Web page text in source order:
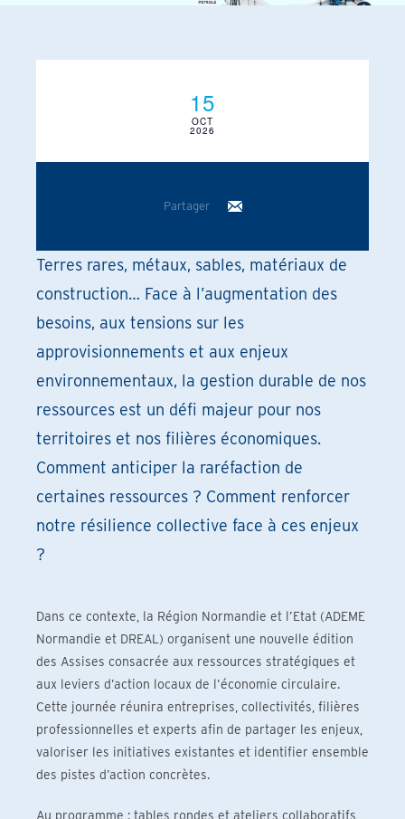
15
OCT
2026
Partager
Terres rares, métaux, sables, matériaux de
construction… Face à l’augmentation des
besoins, aux tensions sur les
approvisionnements et aux enjeux
environnementaux, la gestion durable de nos
ressources est un défi majeur pour nos
territoires et nos filières économiques.
Comment anticiper la raréfaction de
certaines ressources ? Comment renforcer
notre résilience collective face à ces enjeux
?
Dans ce contexte, la Région Normandie et l’Etat (ADEME
Normandie et DREAL) organisent une nouvelle édition
des Assises consacrée aux ressources stratégiques et
aux leviers d’action locaux de l’économie circulaire.
Cette journée réunira entreprises, collectivités, filières
professionnelles et experts afin de partager les enjeux,
valoriser les initiatives existantes et identifier ensemble
des pistes d’action concrètes.
Au programme : tables rondes et ateliers collaboratifs